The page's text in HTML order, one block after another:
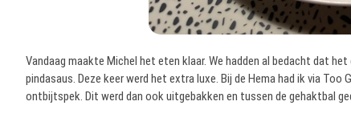
Vandaag maakte Michel het eten klaar. We hadden al bedacht dat
pindasaus. Deze keer werd het extra luxe. Bij de Hema had ik via
ontbijtspek. Dit werd dan ook uitgebakken en tussen de gehaktbal